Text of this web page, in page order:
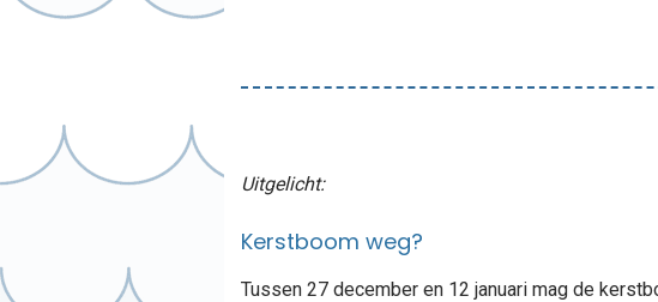
Uitgelicht:
Kerstboom weg?
Tussen 27 december en 12 januari mag de